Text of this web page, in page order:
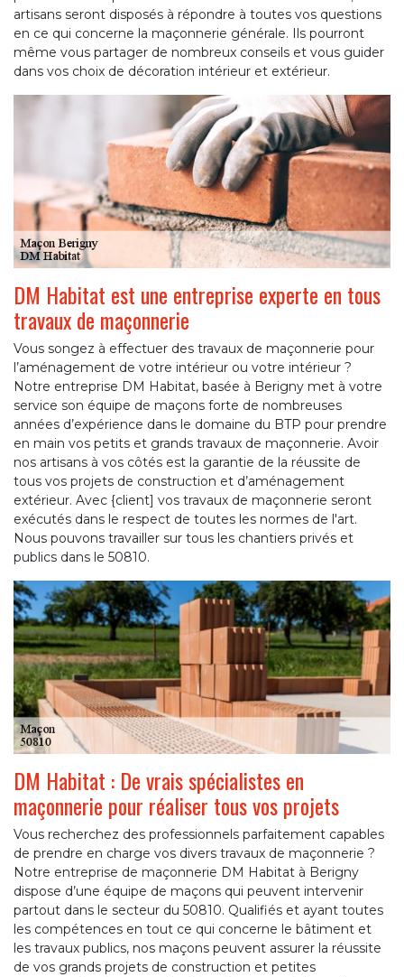
artisans seront disposés à répondre à toutes vos questions
en ce qui concerne la maçonnerie générale. Ils pourront
même vous partager de nombreux conseils et vous guider
dans vos choix de décoration intérieur et extérieur.
DM Habitat est une entreprise experte en tous
travaux de maçonnerie
Vous songez à effectuer des travaux de maçonnerie pour
l’aménagement de votre intérieur ou votre intérieur ?
Notre entreprise DM Habitat, basée à Berigny met à votre
service son équipe de maçons forte de nombreuses
années d’expérience dans le domaine du BTP pour prendre
en main vos petits et grands travaux de maçonnerie. Avoir
nos artisans à vos côtés est la garantie de la réussite de
tous vos projets de construction et d’aménagement
extérieur. Avec {client] vos travaux de maçonnerie seront
exécutés dans le respect de toutes les normes de l'art.
Nous pouvons travailler sur tous les chantiers privés et
publics dans le 50810.
DM Habitat : De vrais spécialistes en
maçonnerie pour réaliser tous vos projets
Vous recherchez des professionnels parfaitement capables
de prendre en charge vos divers travaux de maçonnerie ?
Notre entreprise de maçonnerie DM Habitat à Berigny
dispose d’une équipe de maçons qui peuvent intervenir
partout dans le secteur du 50810. Qualifiés et ayant toutes
les compétences en tout ce qui concerne le bâtiment et
les travaux publics, nos maçons peuvent assurer la réussite
de vos grands projets de construction et petites